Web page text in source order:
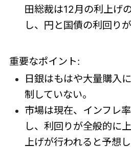
田総裁は12月の利上げ
し、円と国債の利回り
重要なポイント:
日銀はもはや大量購入
制していない。
市場は現在、インフレ
し、利回りが全般的に
上げが行われると予想し